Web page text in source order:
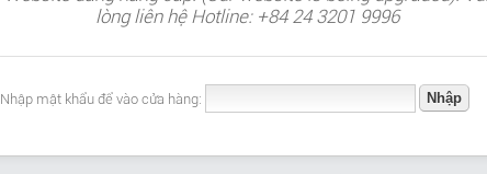
lòng liên hệ Hotline: +84 24 3201 9996
Nhập mật khẩu để vào cửa hàng: